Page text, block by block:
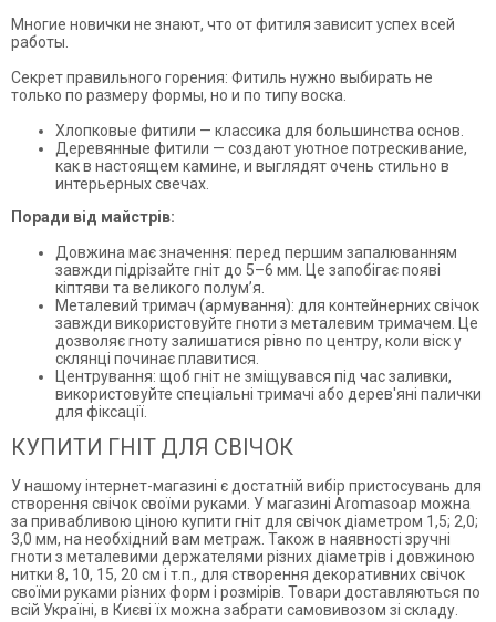
Многие новички не знают, что от фитиля зависит успех всей
работы.
Секрет правильного горения: Фитиль нужно выбирать не
только по размеру формы, но и по типу воска.
Хлопковые фитили — классика для большинства основ.
Деревянные фитили — создают уютное потрескивание,
как в настоящем камине, и выглядят очень стильно в
интерьерных свечах.
Поради від майстрів:
Довжина має значення: перед першим запалюванням
завжди підрізайте гніт до 5–6 мм. Це запобігає появі
кіптяви та великого полум’я.
Металевий тримач (армування): для контейнерних свічок
завжди використовуйте гноти з металевим тримачем. Це
дозволяє гноту залишатися рівно по центру, коли віск у
склянці починає плавитися.
Центрування: щоб гніт не зміщувався під час заливки,
використовуйте спеціальні тримачі або дерев'яні палички
для фіксації.
КУПИТИ ГНІТ ДЛЯ СВІЧОК
У нашому інтернет-магазині є достатній вибір пристосувань для
створення свічок своїми руками. У магазині Aromasoap можна
за привабливою ціною купити гніт для свічок діаметром 1,5; 2,0;
3,0 мм, на необхідний вам метраж. Також в наявності зручні
гноти з металевими держателями різних діаметрів і довжиною
нитки 8, 10, 15, 20 см і т.п., для створення декоративних свічок
своїми руками різних форм і розмірів. Товари доставляються по
всій Україні, в Києві їх можна забрати самовивозом зі складу.